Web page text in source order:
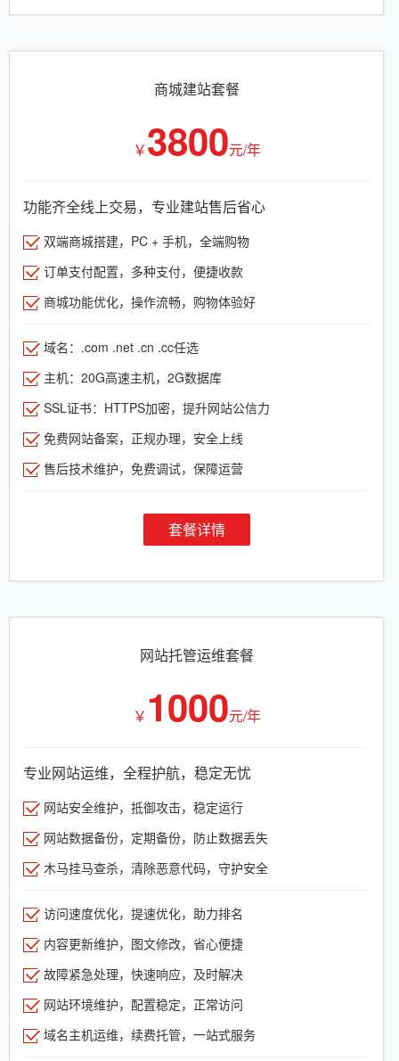
商城建站套餐
￥3800元/年
功能齐全线上交易，专业建站售后省心
双端商城搭建，PC + 手机，全端购物
订单支付配置，多种支付，便捷收款
商城功能优化，操作流畅，购物体验好
域名：.com .net .cn .cc任选
主机：20G高速主机，2G数据库
SSL证书：HTTPS加密，提升网站公信力
免费网站备案，正规办理，安全上线
售后技术维护，免费调试，保障运营
套餐详情
网站托管运维套餐
￥ 1000元/年
专业网站运维，全程护航，稳定无忧
网站安全维护，抵御攻击，稳定运行
网站数据备份，定期备份，防止数据丢失
木马挂马查杀，清除恶意代码，守护安全
访问速度优化，提速优化，助力排名
内容更新维护，图文修改，省心便捷
故障紧急处理，快速响应，及时解决
网站环境维护，配置稳定，正常访问
域名主机运维，续费托管，一站式服务